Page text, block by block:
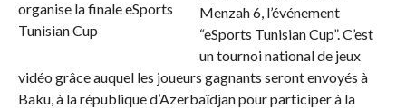
Menzah 6, l’événement
“eSports Tunisian Cup”. C’est
un tournoi national de jeux
vidéo grâce auquel les joueurs gagnants seront envoyés à
Baku, à la république d’Azerbaïdjan pour participer à la